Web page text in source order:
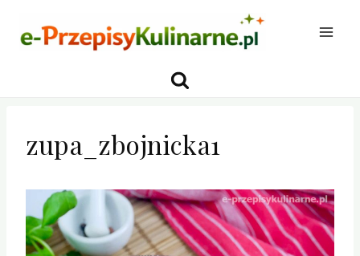
zupa_zbojnicka1